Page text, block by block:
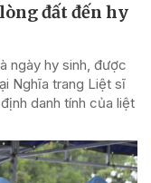
đất đến hy
ngày hy sinh, được
Nghĩa trang Liệt sĩ
danh tính của liệt